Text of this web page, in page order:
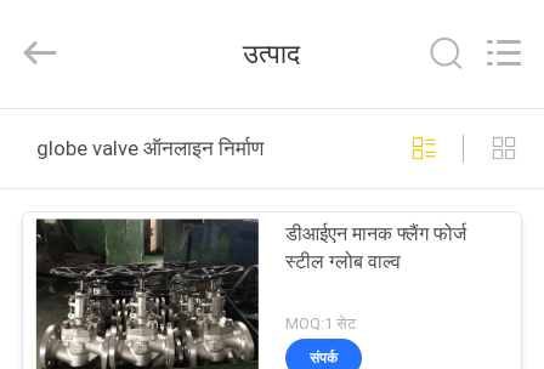
उत्पाद
हमारे
बारे
group.
उत्पाद
globe valve ऑनलाइन निर्माण
डीआईएन मानक फ्लैंग फोर्ज
स्टील ग्लोब वाल्व
MOQ:1 सेट
संपर्क